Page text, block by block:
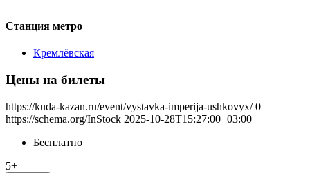
Станция метро
Кремлёвская
Цены на билеты
https://kuda-kazan.ru/event/vystavka-imperija-ushkovyx/ 0
https://schema.org/InStock 2025-10-28T15:27:00+03:00
Бесплатно
5+